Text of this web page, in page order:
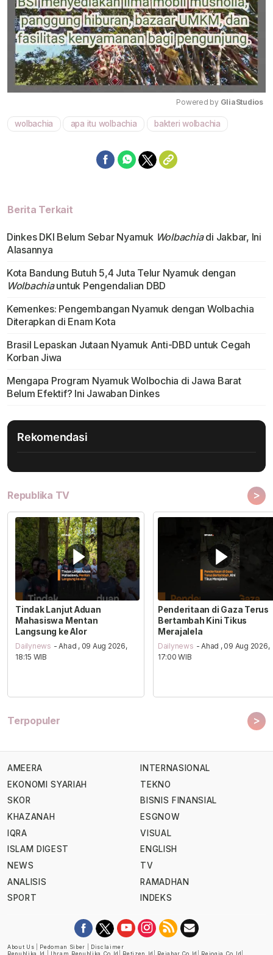
Mute
Powered by GliaStudios
wolbachia apa itu wolbachia bakteri wolbachia
Berita Terkait
Dinkes DKI Belum Sebar Nyamuk Wolbachiadi Jakbar, Ini
Alasannya
Kota Bandung Butuh 5,4 Juta Telur Nyamuk dengan
Wolbachiauntuk Pengendalian DBD
Kemenkes: Pengembangan Nyamuk dengan Wolbachia
Diterapkan di Enam Kota
Brasil Lepaskan Jutaan Nyamuk Anti-DBD untuk Cegah
Korban Jiwa
Mengapa Program Nyamuk Wolbochia di Jawa Barat
Belum Efektif? Ini Jawaban Dinkes
Rekomendasi
Republika TV >
Tindak Lanjut Aduan
Mahasiswa Mentan
Langsung ke Alor
Dailynews - Ahad , 09 Aug 2026,
18:15 WIB
Penderitaan di Gaza Terus
Bertambah Kini Tikus
Merajalela
Dailynews - Ahad , 09 Aug 2026,
17:00 WIB
Terpopuler >
AMEERA
EKONOMI SYARIAH
SKOR
KHAZANAH
IQRA
ISLAM DIGEST
NEWS
ANALISIS
SPORT
INTERNASIONAL
TEKNO
BISNIS FINANSIAL
ESGNOW
VISUAL
ENGLISH
TV
RAMADHAN
INDEKS
About Us Pedoman Siber
Disclaimer